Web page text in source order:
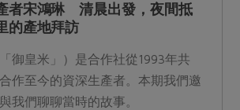
者宋鴻琳 清晨出發，夜間抵
產地拜訪
御皇米」）是合作社從1993年共
作至今的資深生產者。本期我們邀
我們聊聊當時的故事。